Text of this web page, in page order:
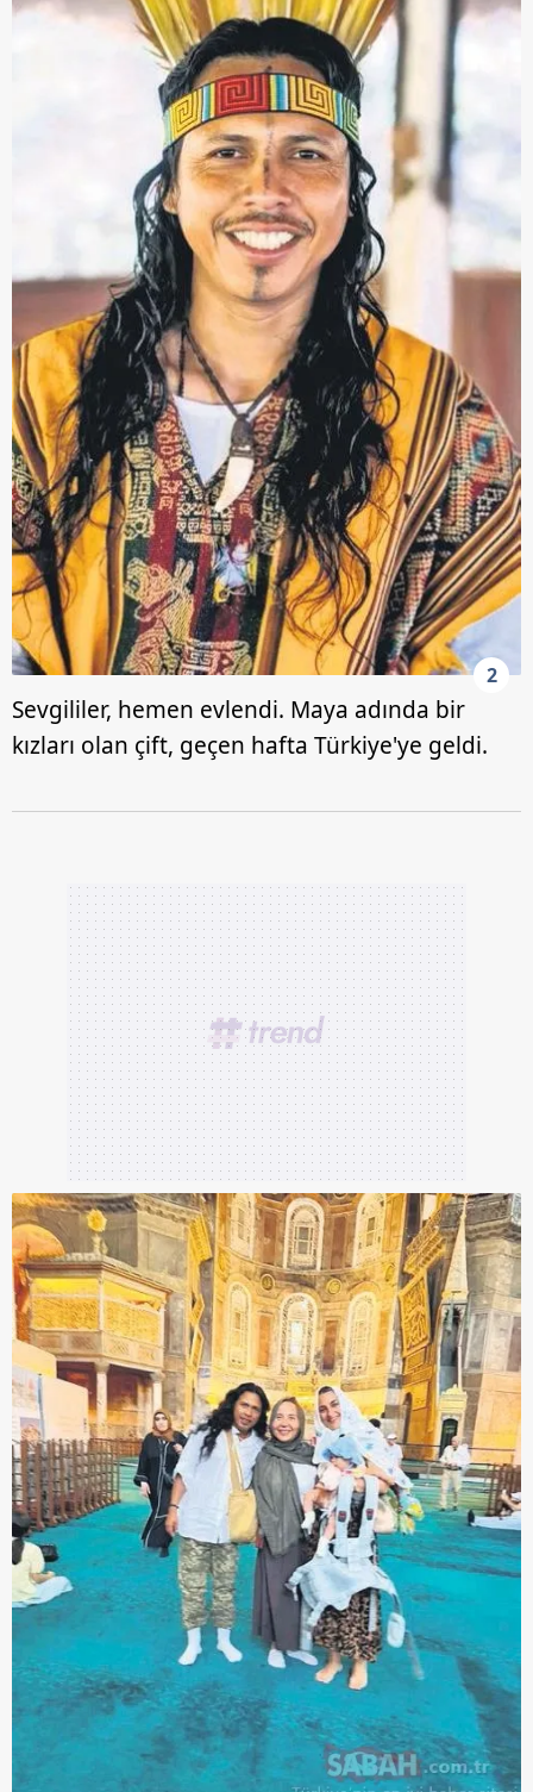
2
Sevgililer, hemen evlendi. Maya adında bir
kızları olan çift, geçen hafta Türkiye'ye geldi.